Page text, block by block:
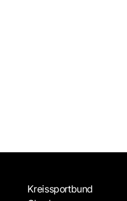
Kreissportbund